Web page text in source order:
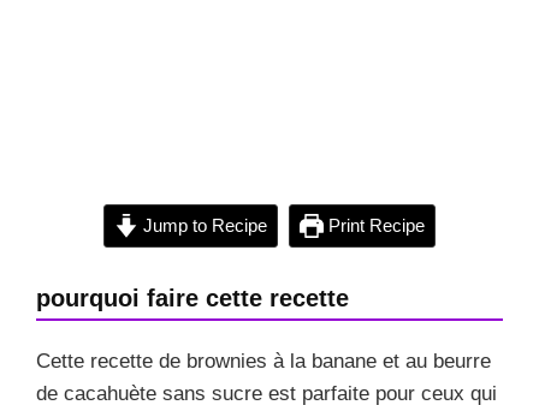
Jump to Recipe Print Recipe
pourquoi faire cette recette
Cette recette de brownies à la banane et au beurre
de cacahuète sans sucre est parfaite pour ceux qui